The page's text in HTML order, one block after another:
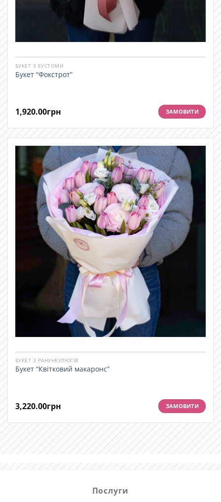
БУКЕТ З ЕУСТОМИ
Букет “Фокстрот”
1,920.00грн ЗАМОВИТИ
БУКЕТ З РАНУНКУЛЮСІВ
Букет “Квітковий макаронс”
3,220.00грн ЗАМОВИТИ
Послуги